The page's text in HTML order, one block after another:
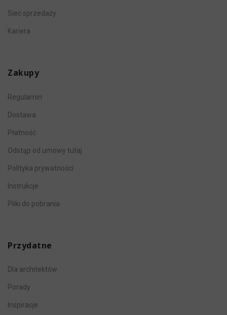
Sieć sprzedaży
Kariera
Zakupy
Regulamin
Dostawa
Płatność
Odstąp od umowy tutaj
Polityka prywatności
Instrukcje
Pliki do pobrania
Przydatne
Dla architektów
Porady
Inspiracje